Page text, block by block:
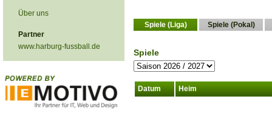
Über uns
Partner
www.harburg-fussball.de
Spiele (Liga) Spiele (Pokal)
Spiele
Datum Heim